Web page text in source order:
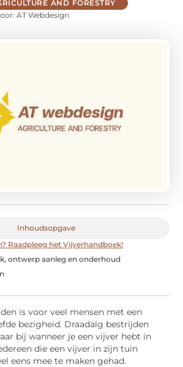
AND FORESTRY
AT Webdesign
Inhoudsopgave
Raadpleeg het Vijverhandboek!
ontwerp aanleg en onderhoud
is voor veel mensen met een
bezigheid. Draadalg bestrijden
bij wanneer je een vijver hebt in
die een vijver in zijn tuin
eens mee te maken gehad.